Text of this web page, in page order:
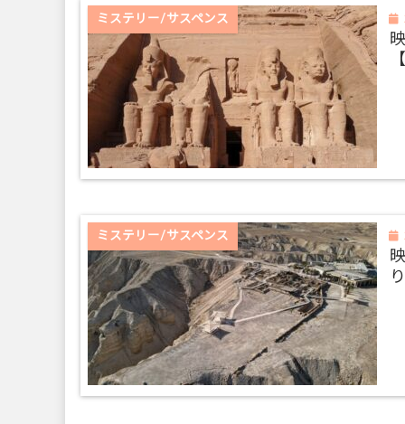
ミステリー/サスペンス
ミステリー/サスペンス